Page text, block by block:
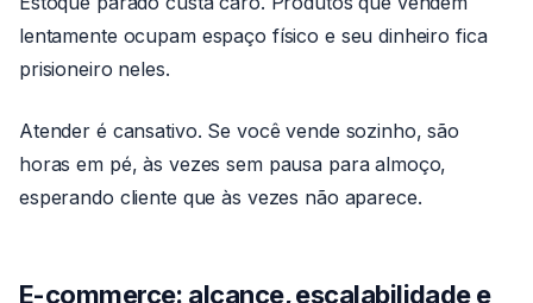
lentamente ocupam espaço físico e seu dinheiro fica
prisioneiro neles.
Atender é cansativo. Se você vende sozinho, são
horas em pé, às vezes sem pausa para almoço,
esperando cliente que às vezes não aparece.
E-commerce: alcance, escalabilidade e